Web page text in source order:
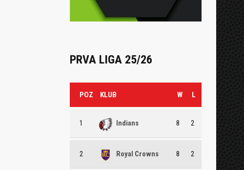
PRVA LIGA 25/26
POZ KLUB W L
1 Indians 8 2
2 Royal Crowns 8 2